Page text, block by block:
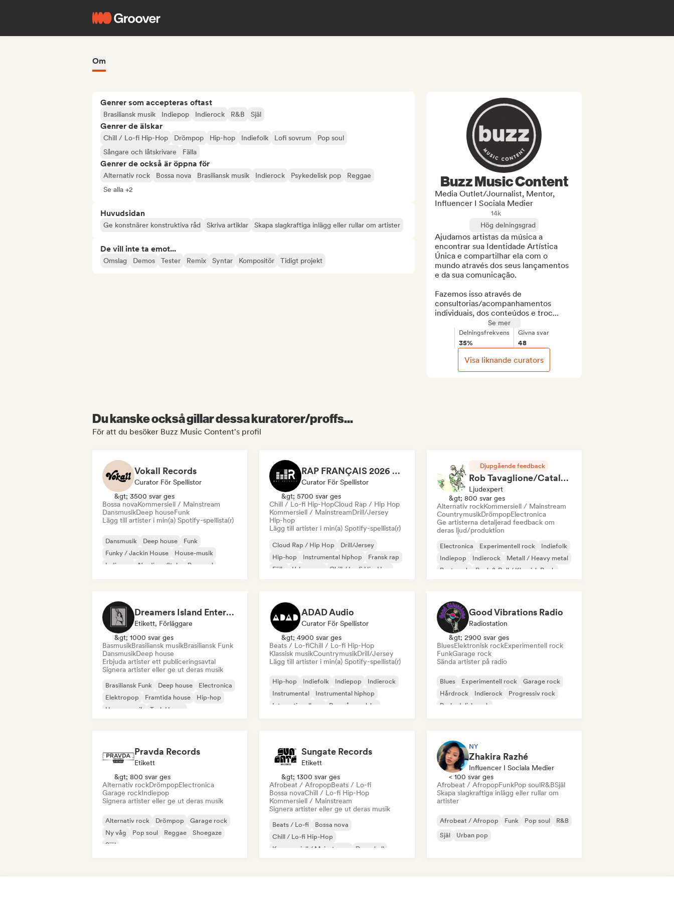
Om
Genrer som accepteras oftast
Brasiliansk musik Indiepop Indierock R&B Själ
Genrer de älskar
Chill / Lo-fi Hip-Hop Drömpop Hip-hop Indiefolk Lofi sovrum
Pop soul
Sångare och låtskrivare
Fälla
Genrer de också är öppna för
Alternativ rock Bossa nova Brasiliansk musik Indierock Psykedelisk pop
Reggae
Se alla +2
Huvudsidan
Ge konstnärer konstruktiva råd Skriva artiklar Skapa slagkraftiga inlägg eller rullar om artister
De vill inte ta emot...
Omslag Demos Tester Remix Syntar Kompositör Tidigt projekt
Buzz Music Content
Media Outlet/Journalist, Mentor,
Influencer I Sociala Medier
14k
Hög delningsgrad
Ajudamos artistas da música a
encontrar sua Identidade Artística
Única e compartilhar ela com o
mundo através dos seus lançamentos
e da sua comunicação.
Fazemos isso através de
consultorias/acompanhamentos
individuais, dos conteúdos e troc...
Se mer
Delningsfrekvens
35%
Givna svar
48
Visa liknande curators
Du kanske också gillar dessa kuratorer/proffs...
För att du besöker Buzz Music Content's profil
Vokall Records
Curator För Spellistor
&gt; 3500 svar ges
Bossa novaKommersiell / Mainstream
DansmusikDeep houseFunk
Lägg till artister i min(a) Spotify-spellista(r)
Dansmusik Deep house
Funk
Funky / Jackin House
House-musik
Indiepop
Nu-disco/Italo Pop soul
RAP FRANÇAIS 2026 🔥🇫🇷 (Way Records)
Curator För Spellistor
&gt; 5700 svar ges
Chill / Lo-fi Hip-HopCloud Rap / Hip Hop
Kommersiell / MainstreamDrill/Jersey
Hip-hop
Lägg till artister i min(a) Spotify-spellista(r)
Cloud Rap / Hip Hop
Drill/Jersey
Hip-hop
Instrumental hiphop
Fransk rap
Fälla
Urban pop Chill / Lo-fi Hip-Hop
Djupgående feedback
Rob Tavaglione/Catalyst Recording
Ljudexpert
&gt; 800 svar ges
Alternativ rockKommersiell / Mainstream
CountrymusikDrömpopElectronica
Ge artisterna detaljerad feedback om
deras ljud/produktion
Electronica Experimentell rock
Indiefolk
Indiepop
Indierock
Metall / Heavy metal
Post punk
Rock & Roll / Klassisk Rock
Dreamers Island Entertainment
Etikett, Förläggare
&gt; 1000 svar ges
BasmusikBrasiliansk musikBrasiliansk Funk
DansmusikDeep house
Erbjuda artister ett publiceringsavtal
Signera artister eller ge ut deras musik
Brasiliansk Funk Deep house
Electronica
Elektropop
Framtida house
Hip-hop
House-musik
Tech House
ADAD Audio
Curator För Spellistor
&gt; 4900 svar ges
Beats / Lo-fiChill / Lo-fi Hip-Hop
Klassisk musikCountrymusikDrill/Jersey
Lägg till artister i min(a) Spotify-spellista(r)
Hip-hop Indiefolk Indiepop
Indierock
Instrumental
Instrumental hiphop
Internationell rap
Rap på engelska
Good Vibrations Radio
Radiostation
&gt; 2900 svar ges
BluesElektronisk rockExperimentell rock
FunkGarage rock
Sända artister på radio
Blues Experimentell rock
Garage rock
Hårdrock
Indierock
Progressiv rock
Psykedelisk rock
Pravda Records
Etikett
&gt; 800 svar ges
Alternativ rockDrömpopElectronica
Garage rockIndiepop
Signera artister eller ge ut deras musik
Alternativ rock Drömpop
Garage rock
Ny våg
Pop soul Reggae
Shoegaze
Själ
Sungate Records
Etikett
&gt; 1300 svar ges
Afrobeat / AfropopBeats / Lo-fi
Bossa novaChill / Lo-fi Hip-Hop
Kommersiell / Mainstream
Signera artister eller ge ut deras musik
Beats / Lo-fi
Bossa nova
Chill / Lo-fi Hip-Hop
Kommersiell / Mainstream
Dancehall
NY
Zhakira Razhé
Influencer I Sociala Medier
< 100 svar ges
Afrobeat / AfropopFunkPop soulR&BSjäl
Skapa slagkraftiga inlägg eller rullar om
artister
Afrobeat / Afropop Funk Pop soul
R&B
Själ
Urban pop